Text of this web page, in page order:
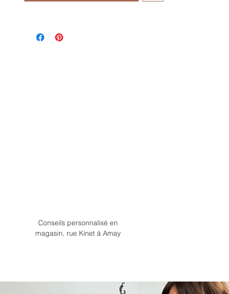
Conseils personnalisé en
magasin, rue Kinet à Amay